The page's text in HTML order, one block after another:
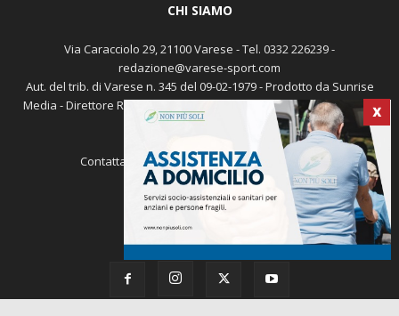
X
CHI SIAMO
Via Caracciolo 29, 21100 Varese - Tel. 0332 226239 -
redazione@varese-sport.com
Aut. del trib. di Varese n. 345 del 09-02-1979 - Prodotto da Sunrise
Media - Direttore Responsabile: Michele Marocco -Cookie policy
Pubblicità
Contattaci: redazione@varese-sport.com
SEGUICI